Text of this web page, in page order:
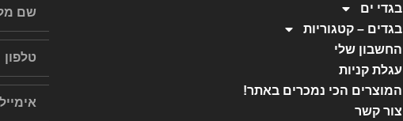
בגדי ים
בגדים – קטגוריות
החשבון שלי
עגלת קניות
המוצרים הכי נמכרים באתר!
צור קשר